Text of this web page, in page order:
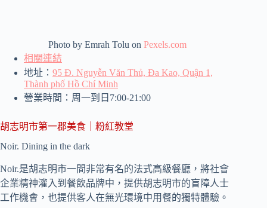
Photo by Emrah Tolu onPexels.com
相關連結
地址： 95 Đ. Nguyễn Văn Thủ, Đa Kao, Quận 1,
Thành phố Hồ Chí Minh
營業時間：周一到日7:00-21:00
胡志明市第一郡美食｜粉紅教堂
Noir. Dining in the dark
Noir.是胡志明市一間非常有名的法式高級餐廳，將社會
企業精神灌入到餐飲品牌中，提供胡志明市的盲障人士
工作機會，也提供客人在無光環境中用餐的獨特體驗。